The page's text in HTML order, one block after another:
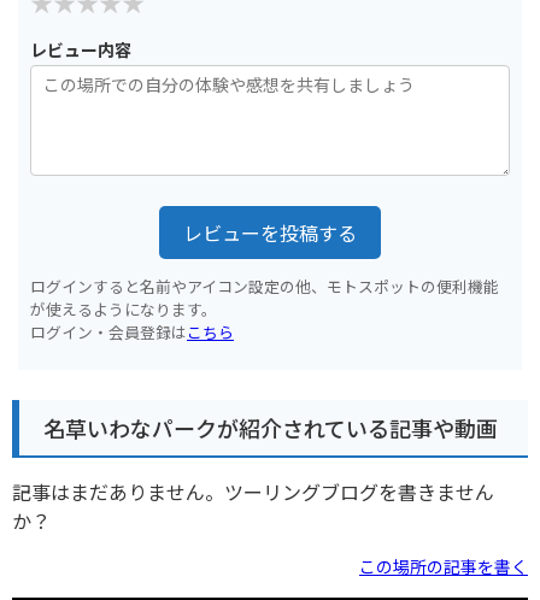
レビュー内容
レビューを投稿する
ログインすると名前やアイコン設定の他、モトスポットの便利機能
が使えるようになります。
ログイン・会員登録はこちら
名草いわなパークが紹介されている記事や動画
記事はまだありません。ツーリングブログを書きません
か？
この場所の記事を書く